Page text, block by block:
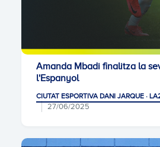
Amanda Mbadi finalitza la
l'Espanyol
CIUTAT ESPORTIVA DANI JARQUE ·
27/06/2025